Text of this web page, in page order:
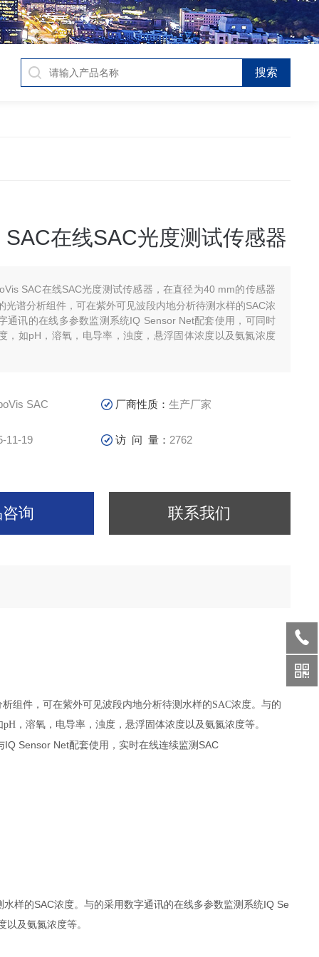
SAC在线SAC光度测试传感器
SAC在线SAC光度测试传感器，在直径为40 mm的传感器
光谱分析组件，可在紫外可见波段内地分析待测水样的SAC浓
通讯的在线多参数监测系统IQ Sensor Net配套使用，可同时
，如pH，溶氧，电导率，浊度，悬浮固体浓度以及氨氮浓度
SAC 厂商性质：生产厂家
11-19 访 问 量： 2762
询 联系我们
组件，可在紫外可见波段内地分析待测水样的SAC浓度。与的
，溶氧，电导率，浊度，悬浮固体浓度以及氨氮浓度等。
Sensor Net配套使用，实时在线连续监测SAC
样的SAC浓度。与的采用数字通讯的在线多参数监测系统IQ Se
及氨氮浓度等。